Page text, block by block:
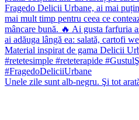
Unele zile sunt alb-negru. Şi tot